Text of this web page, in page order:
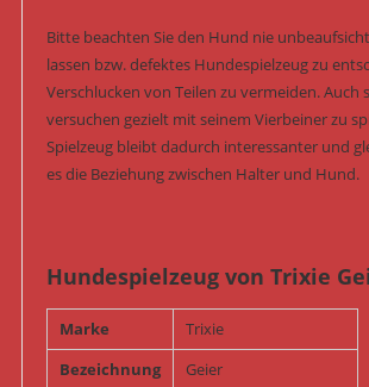
Bitte beachten Sie den Hund nie
lassen bzw. defektes Hundespielzeug zu
Verschlucken von Teilen zu vermeiden. Auch
versuchen gezielt mit seinem Vierbeiner zu
Spielzeug bleibt dadurch interessanter und
es die Beziehung zwischen Halter und Hund.
Hundespielzeug von Trixie
Marke
Trixie
Bezeichnung
Geier